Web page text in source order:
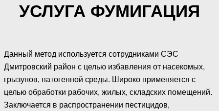
УСЛУГА ФУМИГАЦИЯ
Данный метод используется сотрудниками СЭС
Дмитровский район с целью избавления от насекомых,
грызунов, патогенной среды. Широко применяется с
целью обработки рабочих, жилых, складских помещений.
Заключается в распространении пестицидов,